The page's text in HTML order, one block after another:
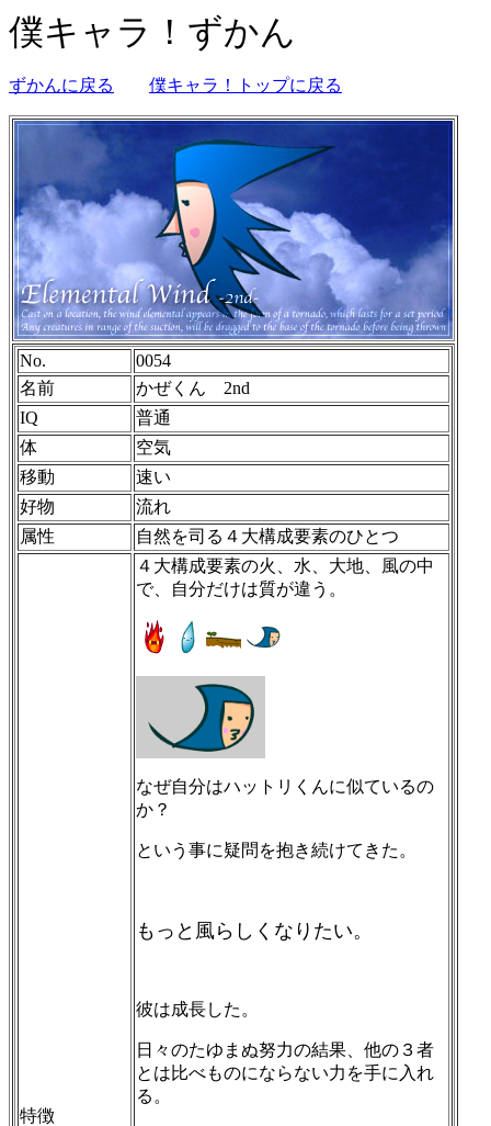
僕キャラ！ずかん
ずかんに戻る 僕キャラ！トップに戻る
No.
0054
名前
かぜくん 2nd
IQ
普通
体
空気
移動
速い
好物
流れ
属性
自然を司る４大構成要素のひとつ
特徴
４大構成要素の火、水、大地、風の中
で、自分だけは質が違う。
なぜ自分はハットリくんに似ているの
か？
という事に疑問を抱き続けてきた。
もっと風らしくなりたい。
彼は成長した。
日々のたゆまぬ努力の結果、他の３者
とは比べものにならない力を手に入れ
る。